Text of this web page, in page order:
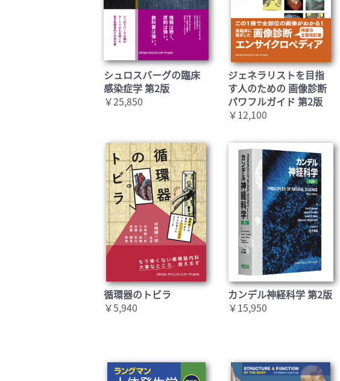
シュロスバーグの臨床
感染症学 第2版
￥25,850
ジェネラリストを目指
す人のための 画像診断
パワフルガイド 第2版
￥12,100
循環器のトビラ
￥5,940
カンデル神経科学 第2版
￥15,950